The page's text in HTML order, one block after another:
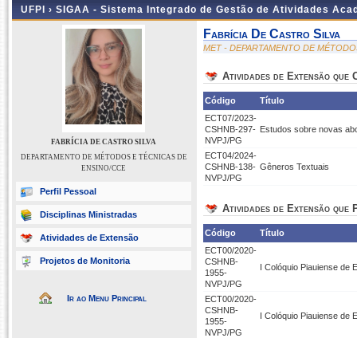
UFPI › SIGAA - Sistema Integrado de Gestão de Atividades
FABRÍCIA DE CASTRO SILVA
DEPARTAMENTO DE MÉTODOS E TÉCNICAS DE
ENSINO/CCE
Perfil Pessoal
Disciplinas Ministradas
Atividades de Extensão
Projetos de Monitoria
Ir ao Menu Principal
Fabrícia De Castro Silva
MET - DEPARTAMENTO DE
Atividades de Extensão que
Código
Título
ECT07/2023-
CSHNB-297-
NVPJ/PG
Estudos sobre novas
ECT04/2024-
CSHNB-138-
NVPJ/PG
Gêneros Textuais
Atividades de Extensão que
Código
Título
ECT00/2020-
CSHNB-
1955-
NVPJ/PG
I Colóquio Piauiense de
ECT00/2020-
CSHNB-
1955-
NVPJ/PG
I Colóquio Piauiense de